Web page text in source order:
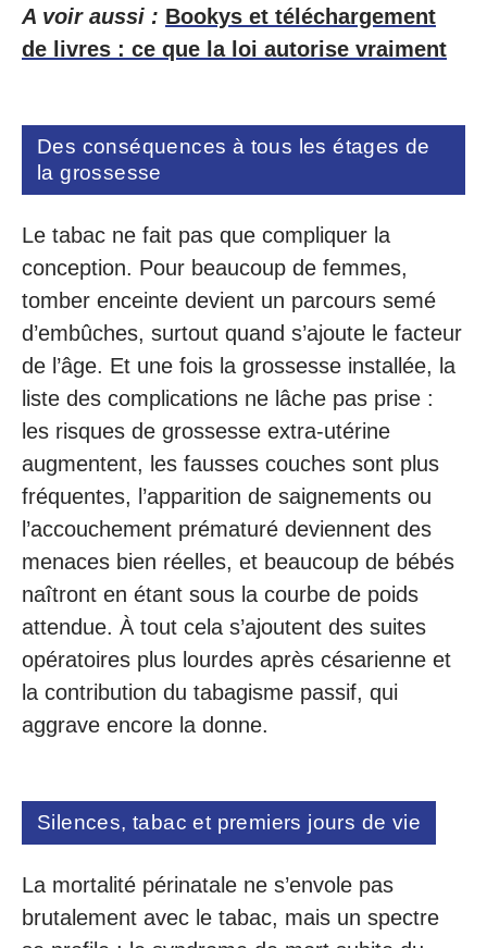
A voir aussi : Bookys et téléchargement
de livres : ce que la loi autorise vraiment
Des conséquences à tous les étages de
la grossesse
Le tabac ne fait pas que compliquer la
conception. Pour beaucoup de femmes,
tomber enceinte devient un parcours semé
d’embûches, surtout quand s’ajoute le facteur
de l’âge. Et une fois la grossesse installée, la
liste des complications ne lâche pas prise :
les risques de grossesse extra-utérine
augmentent, les fausses couches sont plus
fréquentes, l’apparition de saignements ou
l’accouchement prématuré deviennent des
menaces bien réelles, et beaucoup de bébés
naîtront en étant sous la courbe de poids
attendue. À tout cela s’ajoutent des suites
opératoires plus lourdes après césarienne et
la contribution du tabagisme passif, qui
aggrave encore la donne.
Silences, tabac et premiers jours de vie
La mortalité périnatale ne s’envole pas
brutalement avec le tabac, mais un spectre